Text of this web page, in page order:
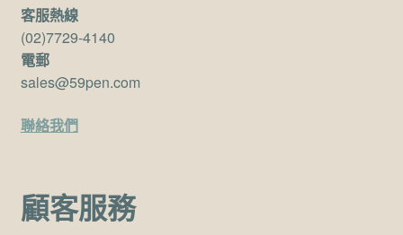
客服熱線
(02)7729-4140
電郵
sales@59pen.com
聯絡我們
顧客服務